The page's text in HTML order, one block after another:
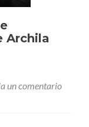
Archila
un comentario